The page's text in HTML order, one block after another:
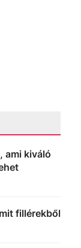
ami kiváló
fillérekből